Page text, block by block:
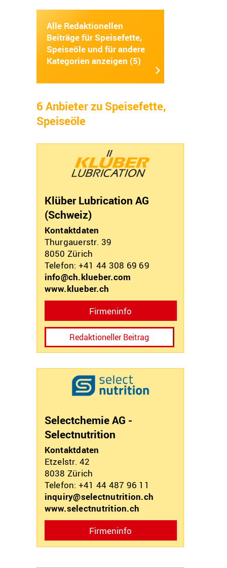
Alle Redaktionellen
Beiträge für Speisefette,
Speiseöle und für andere
Kategorien anzeigen (5)
6 Anbieter zu Speisefette,
Speiseöle
Firmeninfo
Redaktioneller Beitrag
Klüber Lubrication AG
(Schweiz)
Kontaktdaten
Thurgauerstr. 39
8050 Zürich
Telefon: +41 44 308 69 69
info@ch.klueber.com
www.klueber.ch
Firmeninfo
Selectchemie AG -
Selectnutrition
Kontaktdaten
Etzelstr. 42
8038 Zürich
Telefon: +41 44 487 96 11
inquiry@selectnutrition.ch
www.selectnutrition.ch